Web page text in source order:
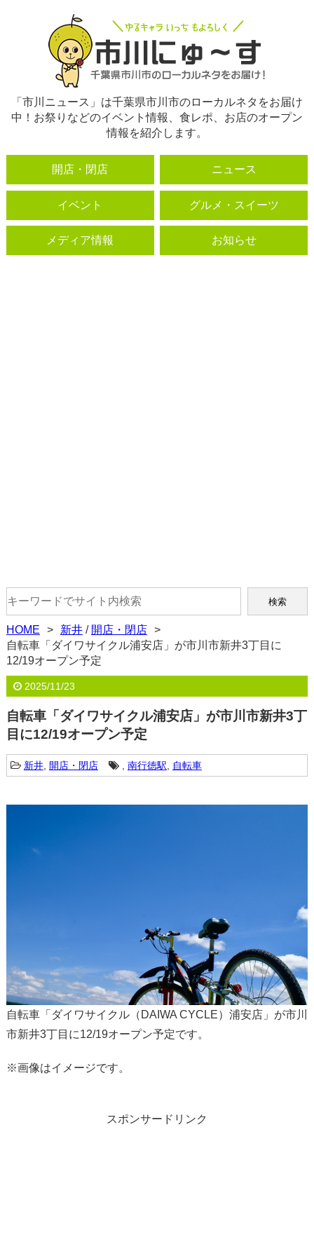
「市川ニュース」は千葉県市川市のローカルネタをお届け
中！お祭りなどのイベント情報、食レポ、お店のオープン
情報を紹介します。
開店・閉店 ニュース
イベント グルメ・スイーツ
メディア情報 お知らせ
HOME 新井/ 開店・閉店
自転車「ダイワサイクル浦安店」が市川市新井3丁目に
12/19オープン予定
2025/11/23
自転車「ダイワサイクル浦安店」が市川市新井3丁
目に12/19オープン予定
新井, 開店・閉店 , 南行徳駅 自転車
自転車「ダイワサイクル（DAIWA CYCLE）浦安店」が市川
市新井3丁目に12/19オープン予定です。
※画像はイメージです。
スポンサードリンク